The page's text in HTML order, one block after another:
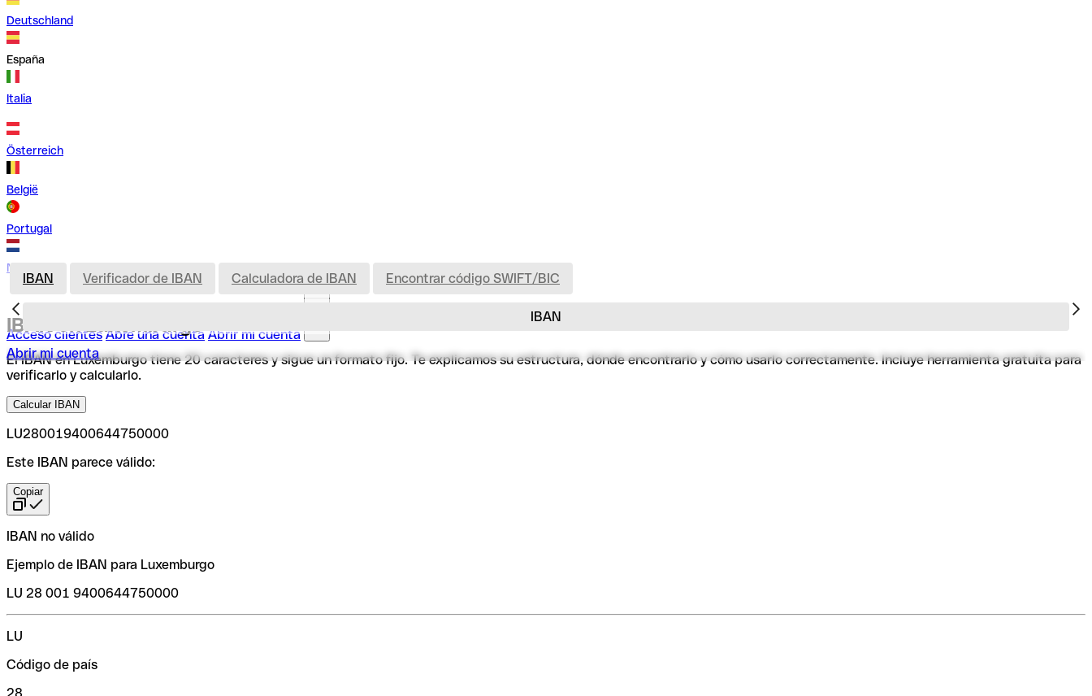
Deutschland
España
Italia
Österreich
België
Portugal
Nederland
Acceso clientes Abre una cuenta Abrir mi cuenta
Abrir mi cuenta
IBAN
IBAN Verificador de IBAN Calculadora de IBAN Encontrar código SWIFT/BIC
IBAN en Luxemburgo
El IBAN en Luxemburgo tiene 20 caracteres y sigue un formato fijo. Te explicamos su estructura, dónde encontrarlo y cómo usarlo correctamente. Incluye herramienta gratuita para
verificarlo y calcularlo.
Calcular IBAN
LU280019400644750000
Este IBAN parece válido:
Copiar
IBAN no válido
Ejemplo de IBAN para Luxemburgo
LU 28 001 9400644750000
LU
Código de país